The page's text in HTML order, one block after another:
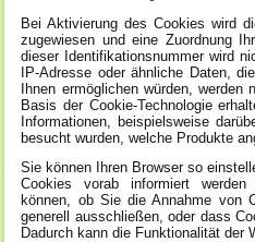
Bei Aktivierung des Cookies wird
zugewiesen und eine Zuordnung
dieser Identifikationsnummer wird
IP-Adresse oder ähnliche Daten,
Ihnen ermöglichen würden,
Basis der Cookie-Technologie
Informationen, beispielsweise
besucht wurden, welche Produkte
Sie können Ihren Browser so
Cookies vorab informiert
können, ob Sie die Annahme von
generell ausschließen, oder dass
Dadurch kann die Funktionalität der